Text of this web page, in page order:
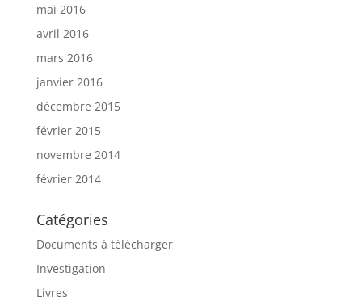
mai 2016
avril 2016
mars 2016
janvier 2016
décembre 2015
février 2015
novembre 2014
février 2014
Catégories
Documents à télécharger
Investigation
Livres